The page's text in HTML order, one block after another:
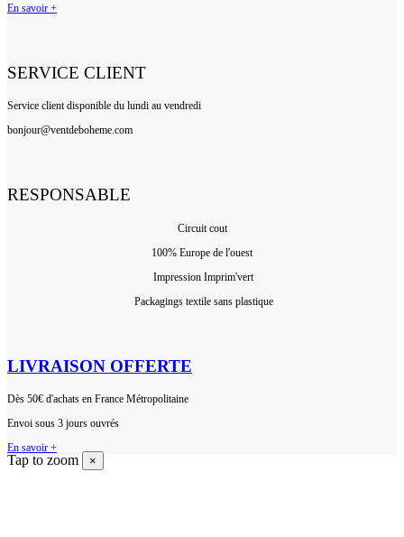
En savoir +
SERVICE CLIENT
Service client disponible du lundi au vendredi
bonjour@ventdeboheme.com
RESPONSABLE
Circuit cout
100% Europe de l'ouest
Impression Imprim'vert
Packagings textile sans plastique
LIVRAISON OFFERTE
Dès 50€ d'achats en France Métropolitaine
Envoi sous 3 jours ouvrés
En savoir +
Tap to zoom ×